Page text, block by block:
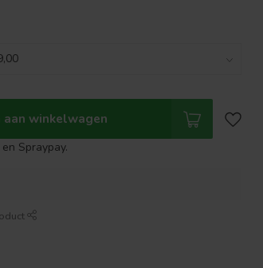
aan winkelwagen
Spraypay.